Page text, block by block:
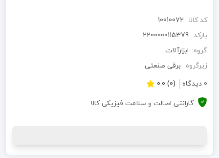
کد کالا: 10010072
بارکد: 2200000115379
گروه: ابزارآلات
زیرگروه: برقی صنعتی
0 دیدگاه
(0) 0.0
گارانتی اصالت و سلامت فیزیکی کالا